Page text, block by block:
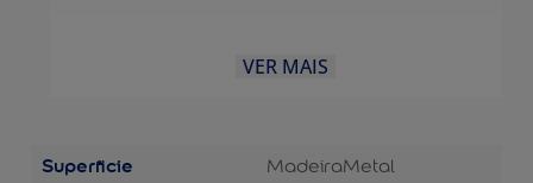
VER MAIS
Superficie MadeiraMetal